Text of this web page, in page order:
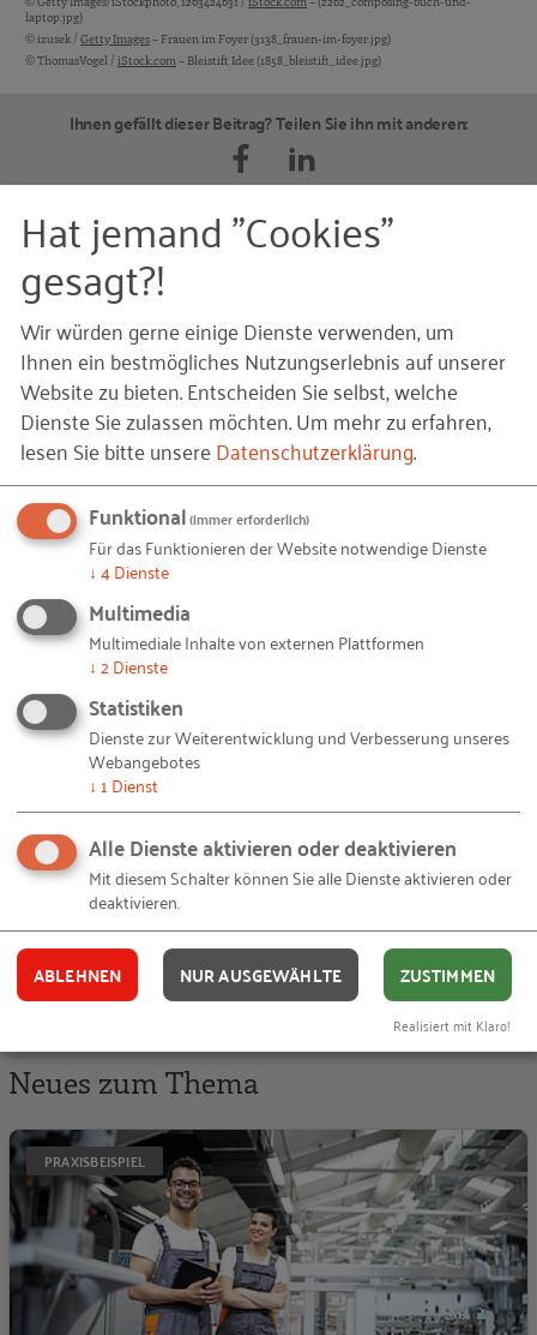
laptop.jpg)
© izusek / Getty Images– Frauen im Foyer (3138_frauen-im-foyer.jpg)
© ThomasVogel / iStock.com– Bleistift Idee (1858_bleistift_idee.jpg)
Ihnen gefällt dieser Beitrag? Teilen Sie ihn mit anderen:
Kontakt
Sonja Müller
Fachkräftesicherung / Fachbereichsleiterin
Kontakt
Weiterführende Links
Azubis als Digitalisierungsscouts
Azubimarketing
Vielfalt und Diversity-Management
Demografiefeste Arbeit
Neues zum Thema
PRAXISBEISPIEL
Hat jemand "Cookies"
gesagt?!
Wir würden gerne einige Dienste verwenden, um
Ihnen ein bestmögliches Nutzungserlebnis auf unserer
Website zu bieten. Entscheiden Sie selbst, welche
Dienste Sie zulassen möchten.Um mehr zu erfahren,
lesen Sie bitte unsereDatenschutzerklärung.
Funktional(immer erforderlich)
Für das Funktionieren der Website notwendige Dienste
↓ 4Dienste
Multimedia
Multimediale Inhalte von externen Plattformen
↓ 2Dienste
Statistiken
Dienste zur Weiterentwicklung und Verbesserung unseres
Webangebotes
↓ 1 Dienst
Alle Dienste aktivieren oder deaktivieren
Mit diesem Schalter können Sie alle Dienste aktivieren oder
deaktivieren.
ABLEHNEN NUR AUSGEWÄHLTE ZUSTIMMEN
Realisiert mit Klaro!